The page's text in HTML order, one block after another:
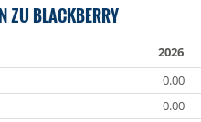
ZU BLACKBERRY
2026
0.00
0.00